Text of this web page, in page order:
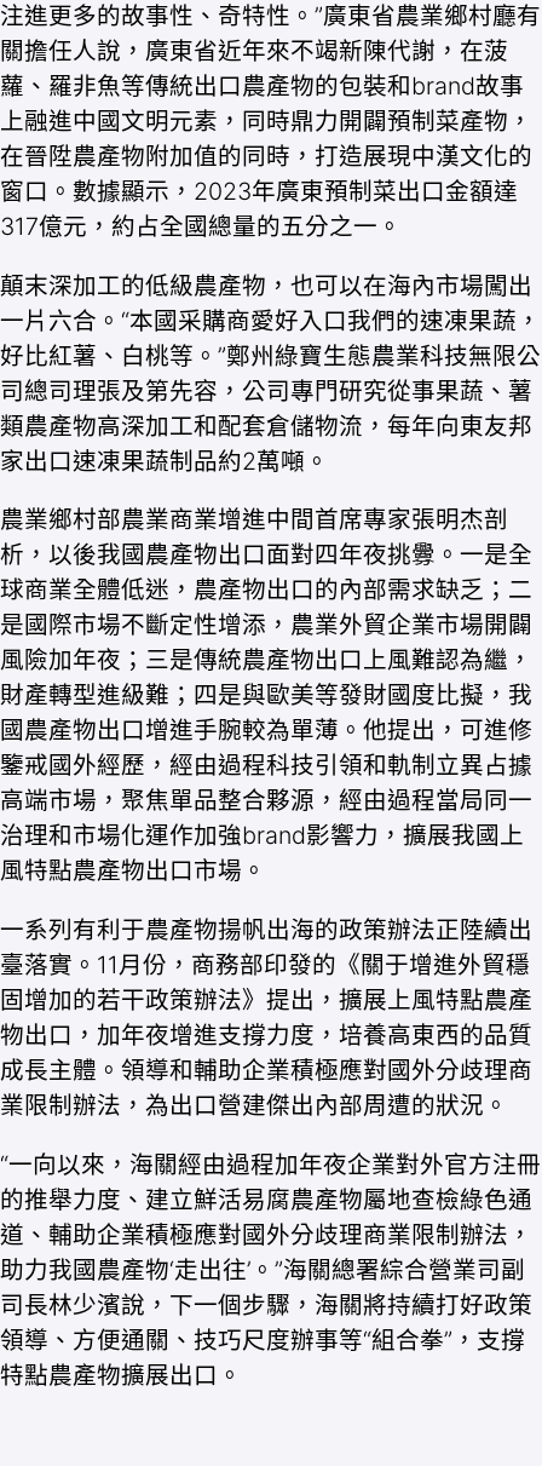
注進更多的故事性、奇特性。”廣東省農業鄉村廳有
關擔任人說，廣東省近年來不竭新陳代謝，在菠
蘿、羅非魚等傳統出口農產物的包裝和brand故事
上融進中國文明元素，同時鼎力開闢預制菜產物，
在晉陞農產物附加值的同時，打造展現中漢文化的
窗口。數據顯示，2023年廣東預制菜出口金額達
317億元，約占全國總量的五分之一。
顛末深加工的低級農產物，也可以在海內市場闖出
一片六合。“本國采購商愛好入口我們的速凍果蔬，
好比紅薯、白桃等。”鄭州綠寶生態農業科技無限公
司總司理張及第先容，公司專門研究從事果蔬、薯
類農產物高深加工和配套倉儲物流，每年向東友邦
家出口速凍果蔬制品約2萬噸。
農業鄉村部農業商業增進中間首席專家張明杰剖
析，以後我國農產物出口面對四年夜挑釁。一是全
球商業全體低迷，農產物出口的內部需求缺乏；二
是國際市場不斷定性增添，農業外貿企業市場開闢
風險加年夜；三是傳統農產物出口上風難認為繼，
財產轉型進級難；四是與歐美等發財國度比擬，我
國農產物出口增進手腕較為單薄。他提出，可進修
鑒戒國外經歷，經由過程科技引領和軌制立異占據
高端市場，聚焦單品整合夥源，經由過程當局同一
治理和市場化運作加強brand影響力，擴展我國上
風特點農產物出口市場。
一系列有利于農產物揚帆出海的政策辦法正陸續出
臺落實。11月份，商務部印發的《關于增進外貿穩
固增加的若干政策辦法》提出，擴展上風特點農產
物出口，加年夜增進支撐力度，培養高東西的品質
成長主體。領導和輔助企業積極應對國外分歧理商
業限制辦法，為出口營建傑出內部周遭的狀況。
“一向以來，海關經由過程加年夜企業對外官方注冊
的推舉力度、建立鮮活易腐農產物屬地查檢綠色通
道、輔助企業積極應對國外分歧理商業限制辦法，
助力我國農產物‘走出往’。”海關總署綜合營業司副
司長林少濱說，下一個步驟，海關將持續打好政策
領導、方便通關、技巧尺度辦事等“組合拳”，支撐
特點農產物擴展出口。